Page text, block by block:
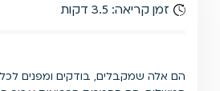
זמן קריאה: 3.5 דקות
הם אלה שמקבלים, בודקים ומפנים לכל